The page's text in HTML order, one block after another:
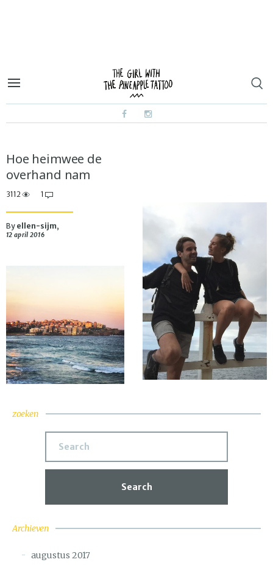
Hoe heimwee de
overhand nam
3112 1
By ellen-sijm,
12 april 2016
zoeken
Search
Archieven
augustus 2017